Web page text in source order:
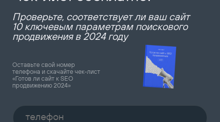
Проверьте, соответствует ли ваш сайт
10 ключевым параметрам поискового
продвижения в 2024 году
Оставьте свой номер
телефона и скачайте чек-лист
«Готов ли сайт к SEO
продвижению 2024»